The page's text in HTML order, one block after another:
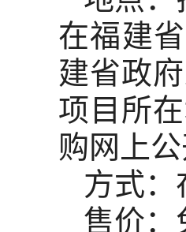
在福建
建省政
项目所
购网上
方式：
售价：